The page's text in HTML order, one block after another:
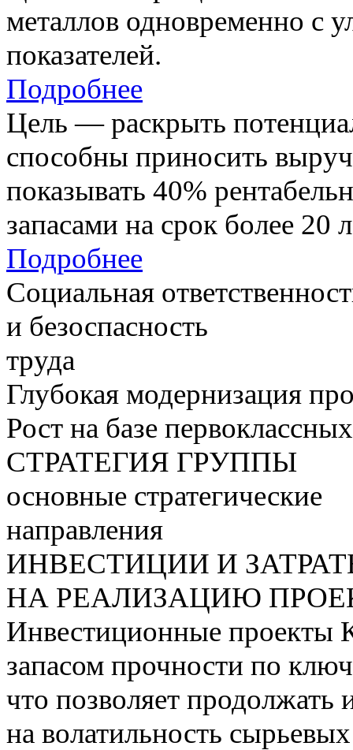
металлов одновременно с
показателей.
Подробнее
Цель — раскрыть
способны приносить
показывать 40%
запасами на срок более 20
Подробнее
Социальная
и безоспасность
труда
Глубокая модернизация
Рост на базе
СТРАТЕГИЯ ГРУППЫ
основные стратегические
направления
ИНВЕСТИЦИИ И
НА РЕАЛИЗАЦИЮ
Инвестиционные проекты
запасом прочности по
что позволяет продолжать
на волатильность